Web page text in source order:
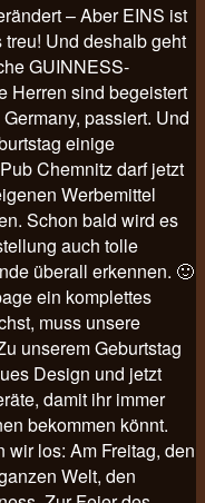
– Aber EINS ist
Und deshalb geht
GUINNESS-
Herren sind begeistert
passiert. Und
einige
Chemnitz darf jetzt
Werbemittel
Schon bald wird es
auch tolle
überall erkennen. 🙂
ein komplettes
muss unsere
unserem Geburtstag
Design und jetzt
damit ihr immer
bekommen könnt.
los: Am Freitag, den
Welt, den